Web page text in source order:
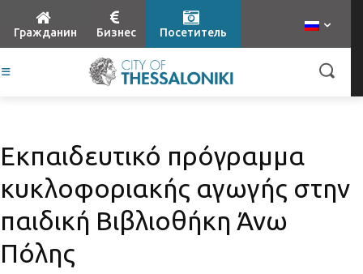
Гражданин Бизнес Посетитель
Εκπαιδευτικό πρόγραμμα
κυκλοφοριακής αγωγής στην
παιδική Βιβλιοθήκη Άνω
Πόλης